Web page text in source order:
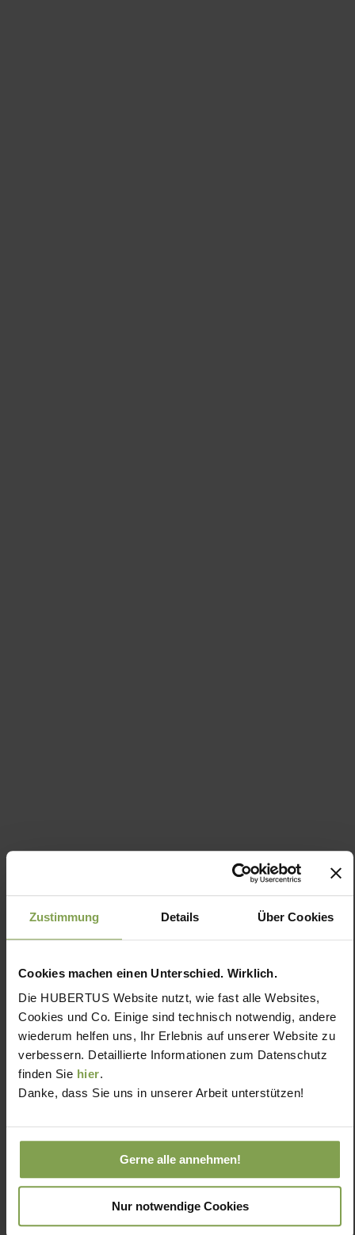
Zustimmung Details Über Cookies
Cookies machen einen Unterschied. Wirklich.
Die HUBERTUS Website nutzt, wie fast alle Websites,
Cookies und Co. Einige sind technisch notwendig, andere
wiederum helfen uns, Ihr Erlebnis auf unserer Website zu
verbessern. Detaillierte Informationen zum Datenschutz
finden Sie hier.
Danke, dass Sie uns in unserer Arbeit unterstützen!
Gerne alle annehmen!
Nur notwendige Cookies